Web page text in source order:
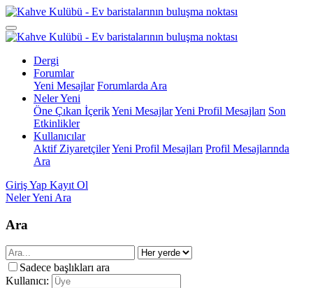
Dergi
Forumlar
Yeni Mesajlar Forumlarda Ara
Neler Yeni
Öne Çıkan İçerikYeni MesajlarYeni Profil Mesajları Son
Etkinlikler
Kullanıcılar
Aktif ZiyaretçilerYeni Profil Mesajları Profil Mesajlarında
Ara
Giriş Yap Kayıt Ol
Neler Yeni Ara
Ara
Sadece başlıkları ara
Kullanıcı: